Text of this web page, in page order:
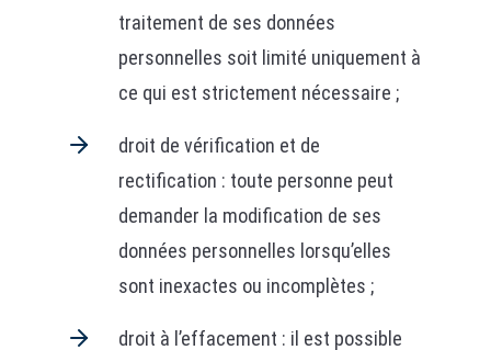
traitement de ses données
personnelles soit limité uniquement à
ce qui est strictement nécessaire ;
droit de vérification et de
rectification : toute personne peut
demander la modification de ses
données personnelles lorsqu’elles
sont inexactes ou incomplètes ;
droit à l’effacement : il est possible